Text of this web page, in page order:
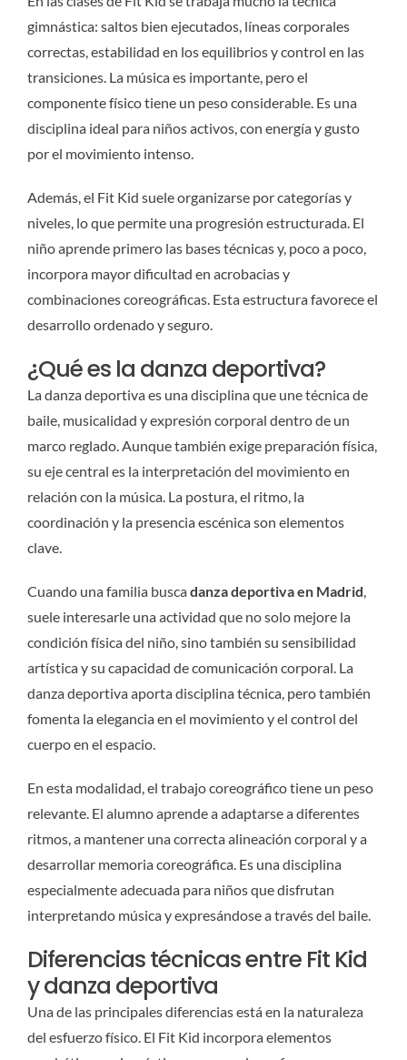
gimnástica: saltos bien ejecutados, líneas corporales
correctas, estabilidad en los equilibrios y control en las
transiciones. La música es importante, pero el
componente físico tiene un peso considerable. Es una
disciplina ideal para niños activos, con energía y gusto
por el movimiento intenso.
Además, el Fit Kid suele organizarse por categorías y
niveles, lo que permite una progresión estructurada. El
niño aprende primero las bases técnicas y, poco a poco,
incorpora mayor dificultad en acrobacias y
combinaciones coreográficas. Esta estructura favorece el
desarrollo ordenado y seguro.
¿Qué es la danza deportiva?
La danza deportiva es una disciplina que une técnica de
baile, musicalidad y expresión corporal dentro de un
marco reglado. Aunque también exige preparación física,
su eje central es la interpretación del movimiento en
relación con la música. La postura, el ritmo, la
coordinación y la presencia escénica son elementos
clave.
Cuando una familia buscadanza deportiva en Madrid
suele interesarle una actividad que no solo mejore la
condición física del niño, sino también su sensibilidad
artística y su capacidad de comunicación corporal. La
danza deportiva aporta disciplina técnica, pero también
fomenta la elegancia en el movimiento y el control del
cuerpo en el espacio.
En esta modalidad, el trabajo coreográfico tiene un peso
relevante. El alumno aprende a adaptarse a diferentes
ritmos, a mantener una correcta alineación corporal y a
desarrollar memoria coreográfica. Es una disciplina
especialmente adecuada para niños que disfrutan
interpretando música y expresándose a través del baile.
Diferencias técnicas entre Fit Kid
y danza deportiva
Una de las principales diferencias está en la naturaleza
del esfuerzo físico. El Fit Kid incorpora elementos